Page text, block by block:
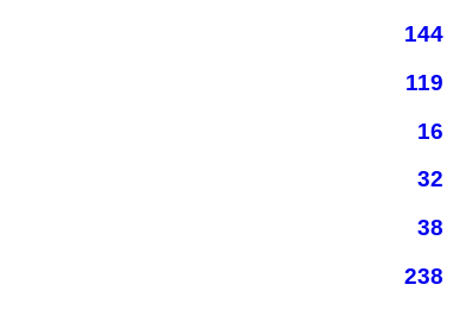
144
119
16
32
38
238